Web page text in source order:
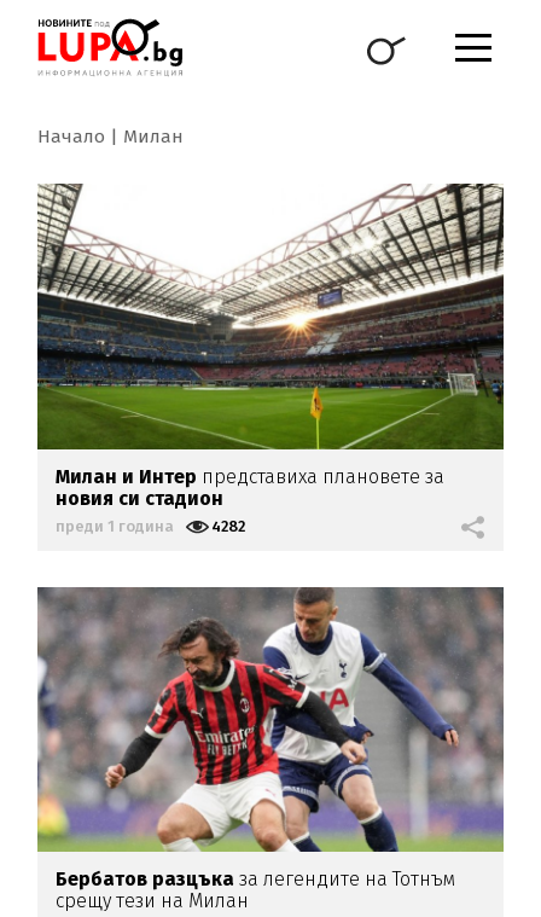
Начало Милан
Милан и Интер представиха плановете за
новия си стадион
преди 1 година 4282
Бербатов разцъка за легендите на Тотнъм
срещу тези на Милан